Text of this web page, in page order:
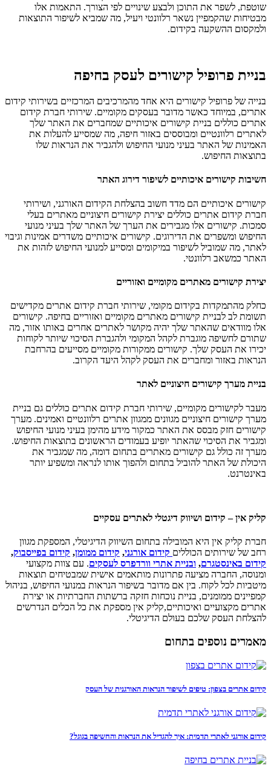
שוטפת, לשפר את התוכן ולבצע שינויים לפי הצורך. התאמות אלו
מבטיחות שהקמפיין נשאר רלוונטי ויעיל, מה שמביא לשיפור התוצאות
ולמקסום ההשקעה בקידום.
בניית פרופיל קישורים לעסק בחיפה
בנייה של פרופיל קישורים היא אחד מהמרכיבים המרכזיים בשירותי קידום
אתרים, במיוחד כאשר מדובר בעסקים מקומיים. שירותי חברת קידום
אתרים כוללים בניית קישורים איכותיים שמחברים את האתר שלך
לאתרים רלוונטיים ומבוססים באזור חיפה, מה שמסייע להעלות את
האמינות של האתר בעיני מנועי החיפוש ולהגביר את הנראות שלו
בתוצאות החיפוש.
חשיבות קישורים איכותיים לשיפור דירוג האתר
קישורים איכותיים הם מדד חשוב בהצלחת הקידום האורגני, ושירותי
חברת קידום אתרים כוללים יצירת קישורים חיצוניים מאתרים בעלי
סמכות. קישורים אלו מגבירים את הערך של האתר שלך בעיני מנועי
החיפוש ומשפרים את הדירוגים. קישורים איכותיים משדרים אמינות וגיבוי
לאתר, מה שמוביל לשיפור במיקומים ומסייע למנועי החיפוש לזהות את
האתר כמשאב רלוונטי.
יצירת קישורים מאתרים מקומיים ואזוריים
כחלק מהתמקדות בקידום מקומי, שירותי חברת קידום אתרים מקדישים
תשומת לב לבניית קישורים מאתרים מקומיים ואזוריים בחיפה. קישורים
אלו מוודאים שהאתר שלך יהיה מקושר לאתרים אחרים באותו אזור, מה
שתורם לחשיפה מוגברת לקהל המקומי ולהגברת הסיכוי שיותר לקוחות
יכירו את העסק שלך. קישורים ממקורות מקומיים מסייעים בהרחבת
הנראות באזור ומחברים את העסק לקהל היעד הקרוב.
בניית מערך קישורים חיצוניים לאתר
מעבר לקישורים מקומיים, שירותי חברת קידום אתרים כוללים גם בניית
מערך קישורים חיצוניים מגוונים ממגוון אתרים רלוונטיים ואמינים. מערך
קישורים חזק מבסס את האתר כמקור מידע מהימן בעיני מנועי החיפוש
ומגביר את הסיכוי שהאתר יופיע בעמודים הראשונים בתוצאות החיפוש.
מערך זה כולל גם קישורים מאתרים בתחום דומה, מה שמגביר את
היכולת של האתר להוביל בתחום ולהפוך אותו לנראה ומשפיע יותר
באינטרנט.
קליק אין – קידום ושיווק דיגטלי לאתרים עסקיים
חברת קליק אין היא המובילה בתחום השיווק הדיגיטלי, המספקת מגוון
רחב של שירותים הכוללים קידום אורגני, קידום ממומן, קידום בפייסבוק,
קידום באינסטגרם, ובניית אתרי וורדפרס לעסקים. עם צוות מקצועי
ומנוסה, החברה מציעה פתרונות מותאמים אישית שמבטיחים תוצאות
מיטביות לכל לקוח. בין אם מדובר בשיפור הנראות במנועי החיפוש, בניהול
קמפיינים ממומנים, בניית נוכחות חזקה ברשתות החברתיות או יצירת
אתרים מקצועיים ואיכותיים,קליק אין מספקת את כל הכלים הנדרשים
להצלחת העסק שלכם בעולם הדיגיטלי.
מאמרים נוספים בתחום
קידום אתרים בצפון: טיפים לשיפור הנראות האורגנית של העסק
קידום אורגני לאתרי תדמית: איך להגדיל את הנראות והחשיפה בגוגל?